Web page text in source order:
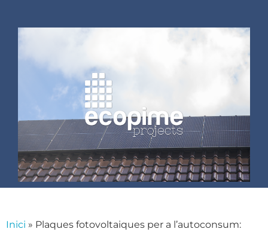
Inici » Plaques fotovoltaiques per a l’autoconsum: